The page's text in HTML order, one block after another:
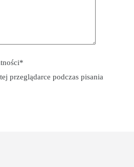
przeglądarce podczas pisania